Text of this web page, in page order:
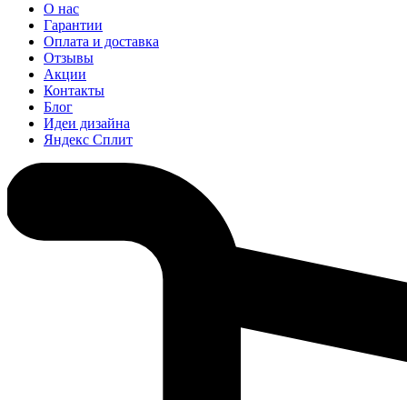
О нас
Гарантии
Оплата и доставка
Отзывы
Акции
Контакты
Блог
Идеи дизайна
Яндекс Сплит